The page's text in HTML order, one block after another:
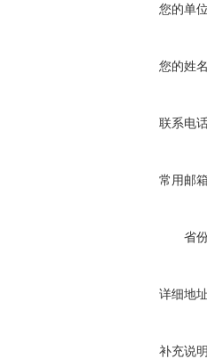
您的单位
您的姓名
联系电话
常用邮箱
省
详细地址
补充说明